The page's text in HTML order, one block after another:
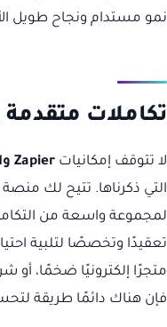
نمو مستدام ونجاح طويل
تكاملات متقدمة
لا تتوقف إمكانيات Zapier واتساب أتمتة
لمجموعة واسعة من
تعقيدًا وتخصصًا لتلبية
متجرًا إلكترونيًا ضخمًا،
فإن هناك دائمًا طريقة